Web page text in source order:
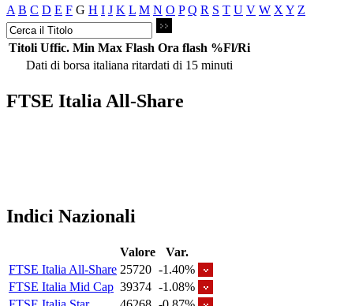
A B C D E F G H I J K L M N O P Q R S T U V W X Y Z
Titoli Uffic. Min Max Flash Ora flash %Fl/Ri
Dati di borsa italiana ritardati di 15 minuti
FTSE Italia All-Share
Indici Nazionali
Valore
Var.
FTSE Italia All-Share 25720 -1.40%
FTSE Italia Mid Cap 39374 -1.08%